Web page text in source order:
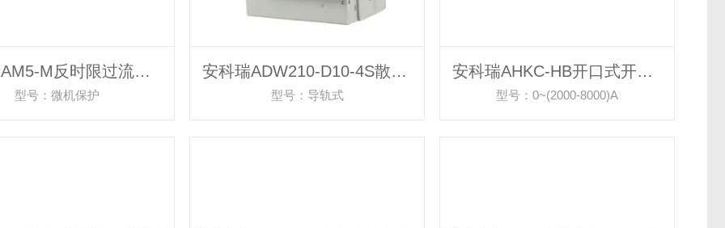
安科瑞AM5-M反时限过流保护微机测控装置
型号：微机保护
安科瑞ADW210-D10-4S散户商铺用物联网表
型号：导轨式
安科瑞AHKC-HB开口式开环直流霍尔传感器
型号：0~(2000-8000)A